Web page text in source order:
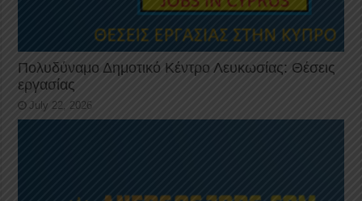
Πολυδύναμο Δημοτικό Κέντρο Λευκωσίας: Θέσεις
εργασίας
July 22, 2026